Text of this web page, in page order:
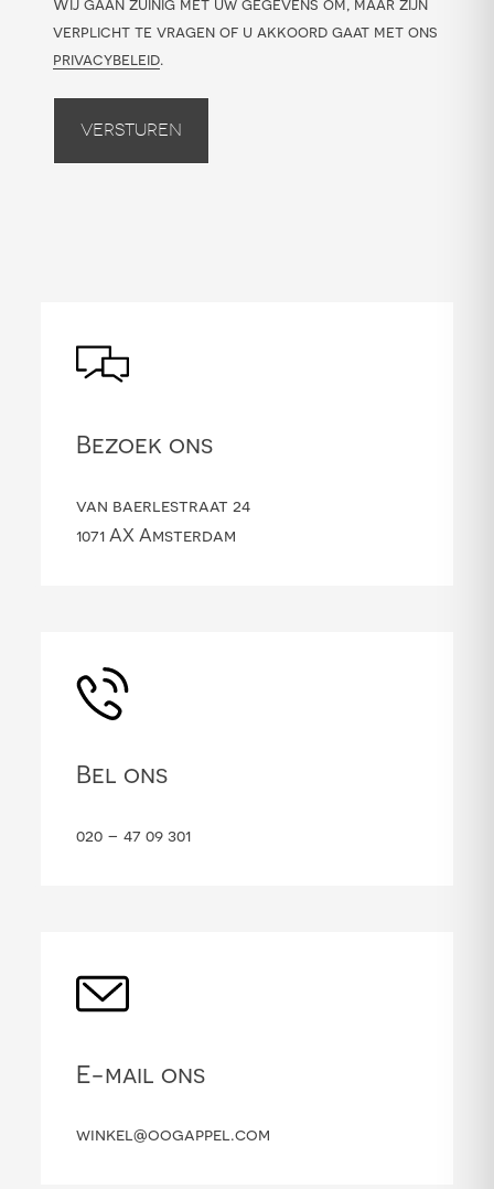
Wij gaan zuinig met uw gegevens om, maar zijn
verplicht te vragen of u akkoord gaat met ons
privacybeleid.
Versturen
Bezoek ons
van baerlestraat 24
1071 AX Amsterdam
Bel ons
020 – 47 09 301
E-mail ons
winkel@oogappel.com